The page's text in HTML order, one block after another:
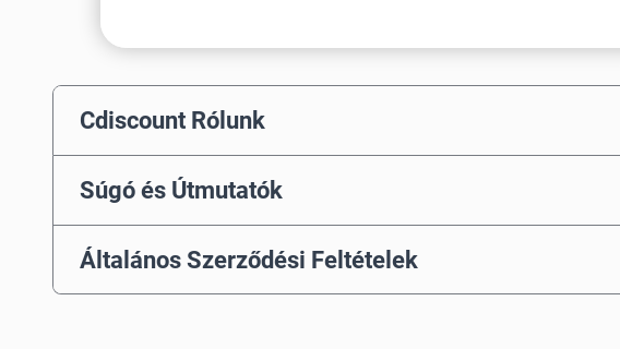
Cdiscount Rólunk
Súgó és Útmutatók
Általános Szerződési Feltételek